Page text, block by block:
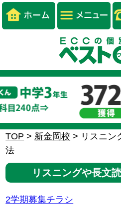
TOP > 新金岡校 > リスニン
法
リスニングや長文
2学期募集チラシ